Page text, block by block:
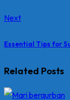
Next
Essential Tips for
Related Posts